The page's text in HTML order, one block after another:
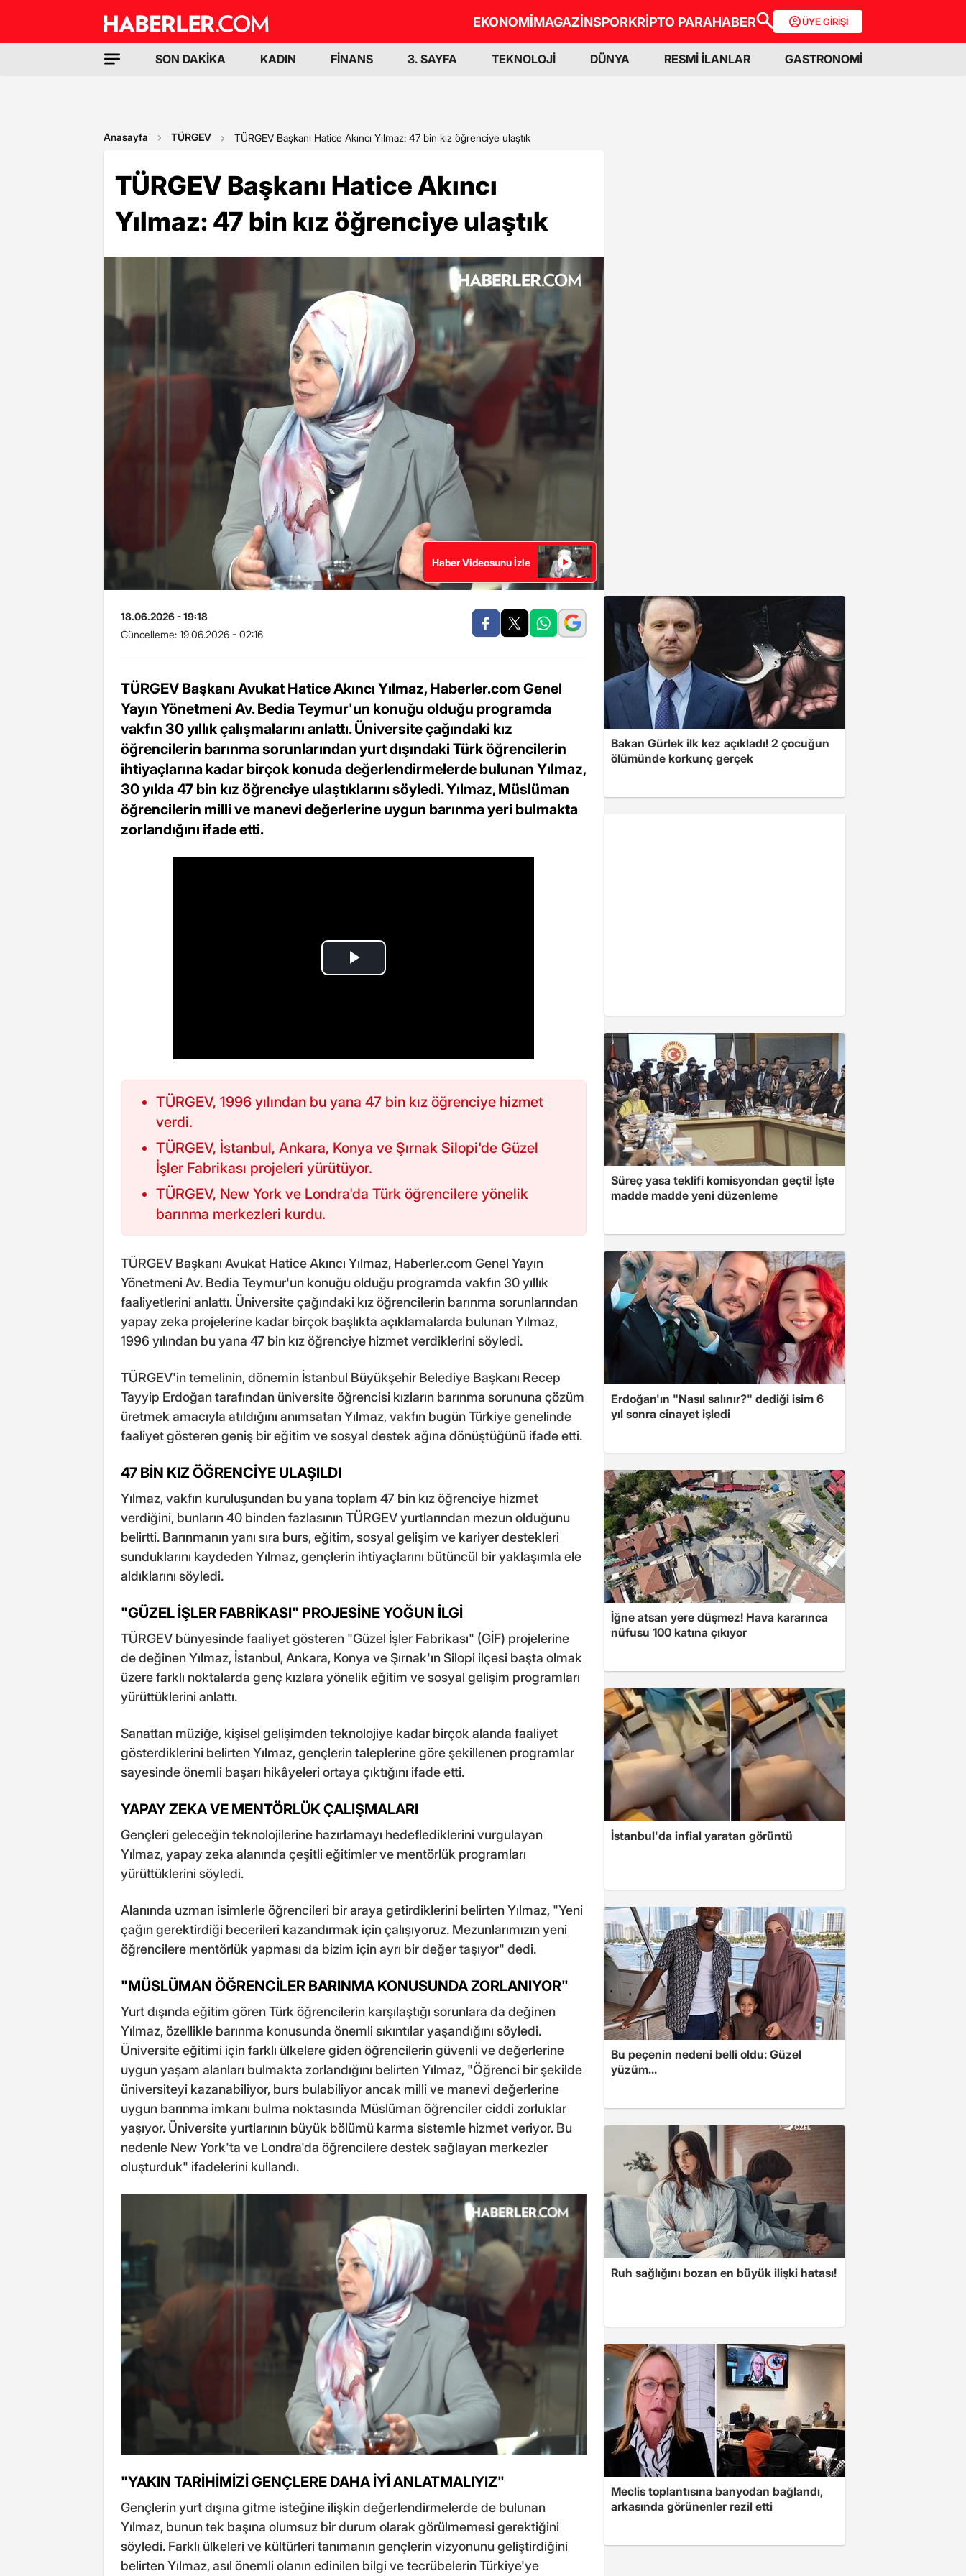
EKONOMİMAGAZİNSPORKRİPTO PARAHABER ÜYE GİRİŞİ
SON DAKİKA KADIN FİNANS 3. SAYFA TEKNOLOJİ DÜNYA RESMİ İLANLAR GASTRONOMİ
Anasayfa TÜRGEV TÜRGEV Başkanı Hatice Akıncı Yılmaz: 47 bin kız öğrenciye ulaştık
TÜRGEV Başkanı Hatice Akıncı
Yılmaz: 47 bin kız öğrenciye ulaştık
Haber Videosunu İzle
18.06.2026 - 19:18
Güncelleme: 19.06.2026 - 02:16
TÜRGEV Başkanı Avukat Hatice Akıncı Yılmaz, Haberler.com Genel
Yayın Yönetmeni Av. Bedia Teymur'un konuğu olduğu programda
vakfın 30 yıllık çalışmalarını anlattı. Üniversite çağındaki kız
öğrencilerin barınma sorunlarından yurt dışındaki Türk öğrencilerin
ihtiyaçlarına kadar birçok konuda değerlendirmelerde bulunan Yılmaz,
30 yılda 47 bin kız öğrenciye ulaştıklarını söyledi. Yılmaz, Müslüman
öğrencilerin milli ve manevi değerlerine uygun barınma yeri bulmakta
zorlandığını ifade etti.
TÜRGEV, 1996 yılından bu yana 47 bin kız öğrenciye hizmet
verdi.
TÜRGEV, İstanbul, Ankara, Konya ve Şırnak Silopi'de Güzel
İşler Fabrikası projeleri yürütüyor.
TÜRGEV, New York ve Londra'da Türk öğrencilere yönelik
barınma merkezleri kurdu.
TÜRGEV Başkanı Avukat Hatice Akıncı Yılmaz, Haberler.com Genel Yayın
Yönetmeni Av. Bedia Teymur'un konuğu olduğu programda vakfın 30 yıllık
faaliyetlerini anlattı. Üniversite çağındaki kız öğrencilerin barınma sorunlarından
yapay zeka projelerine kadar birçok başlıkta açıklamalarda bulunan Yılmaz,
1996 yılından bu yana 47 bin kız öğrenciye hizmet verdiklerini söyledi.
TÜRGEV'in temelinin, dönemin İstanbul Büyükşehir Belediye Başkanı Recep
Tayyip Erdoğan tarafından üniversite öğrencisi kızların barınma sorununa çözüm
üretmek amacıyla atıldığını anımsatan Yılmaz, vakfın bugün Türkiye genelinde
faaliyet gösteren geniş bir eğitim ve sosyal destek ağına dönüştüğünü ifade etti.
47 BİN KIZ ÖĞRENCİYE ULAŞILDI
Yılmaz, vakfın kuruluşundan bu yana toplam 47 bin kız öğrenciye hizmet
verdiğini, bunların 40 binden fazlasının TÜRGEV yurtlarından mezun olduğunu
belirtti. Barınmanın yanı sıra burs, eğitim, sosyal gelişim ve kariyer destekleri
sunduklarını kaydeden Yılmaz, gençlerin ihtiyaçlarını bütüncül bir yaklaşımla ele
aldıklarını söyledi.
"GÜZEL İŞLER FABRİKASI" PROJESİNE YOĞUN İLGİ
TÜRGEV bünyesinde faaliyet gösteren "Güzel İşler Fabrikası" (GİF) projelerine
de değinen Yılmaz, İstanbul, Ankara, Konya ve Şırnak'ın Silopi ilçesi başta olmak
üzere farklı noktalarda genç kızlara yönelik eğitim ve sosyal gelişim programları
yürüttüklerini anlattı.
Sanattan müziğe, kişisel gelişimden teknolojiye kadar birçok alanda faaliyet
gösterdiklerini belirten Yılmaz, gençlerin taleplerine göre şekillenen programlar
sayesinde önemli başarı hikâyeleri ortaya çıktığını ifade etti.
YAPAY ZEKA VE MENTÖRLÜK ÇALIŞMALARI
Gençleri geleceğin teknolojilerine hazırlamayı hedeflediklerini vurgulayan
Yılmaz, yapay zeka alanında çeşitli eğitimler ve mentörlük programları
yürüttüklerini söyledi.
Alanında uzman isimlerle öğrencileri bir araya getirdiklerini belirten Yılmaz, "Yeni
çağın gerektirdiği becerileri kazandırmak için çalışıyoruz. Mezunlarımızın yeni
öğrencilere mentörlük yapması da bizim için ayrı bir değer taşıyor" dedi.
"MÜSLÜMAN ÖĞRENCİLER BARINMA KONUSUNDA ZORLANIYOR"
Yurt dışında eğitim gören Türk öğrencilerin karşılaştığı sorunlara da değinen
Yılmaz, özellikle barınma konusunda önemli sıkıntılar yaşandığını söyledi.
Üniversite eğitimi için farklı ülkelere giden öğrencilerin güvenli ve değerlerine
uygun yaşam alanları bulmakta zorlandığını belirten Yılmaz, "Öğrenci bir şekilde
üniversiteyi kazanabiliyor, burs bulabiliyor ancak milli ve manevi değerlerine
uygun barınma imkanı bulma noktasında Müslüman öğrenciler ciddi zorluklar
yaşıyor. Üniversite yurtlarının büyük bölümü karma sistemle hizmet veriyor. Bu
nedenle New York'ta ve Londra'da öğrencilere destek sağlayan merkezler
oluşturduk" ifadelerini kullandı.
"YAKIN TARİHİMİZİ GENÇLERE DAHA İYİ ANLATMALIYIZ"
Gençlerin yurt dışına gitme isteğine ilişkin değerlendirmelerde de bulunan
Yılmaz, bunun tek başına olumsuz bir durum olarak görülmemesi gerektiğini
söyledi. Farklı ülkeleri ve kültürleri tanımanın gençlerin vizyonunu geliştirdiğini
belirten Yılmaz, asıl önemli olanın edinilen bilgi ve tecrübelerin Türkiye'ye
Bakan Gürlek ilk kez açıkladı! 2 çocuğun
ölümünde korkunç gerçek
Süreç yasa teklifi komisyondan geçti! İşte
madde madde yeni düzenleme
Erdoğan'ın "Nasıl salınır?" dediği isim 6
yıl sonra cinayet işledi
İğne atsan yere düşmez! Hava kararınca
nüfusu 100 katına çıkıyor
İstanbul'da infial yaratan görüntü
Bu peçenin nedeni belli oldu: Güzel
yüzüm...
Ruh sağlığını bozan en büyük ilişki hatası!
Meclis toplantısına banyodan bağlandı,
arkasında görünenler rezil etti